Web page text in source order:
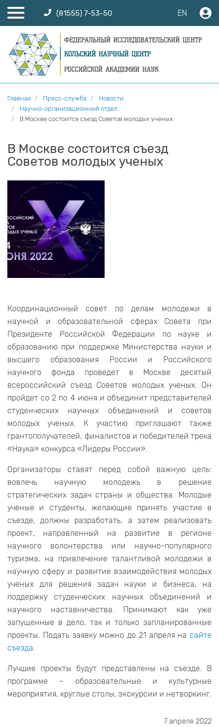
(81555) 7-53-50 EN
Главная Пресс-служба
Новости
Научно-организационный отдел
В Москве состоится съезд Советов молодых ученых
В Москве состоится съезд
Советов молодых ученых
Координационный совет по делам молодежи в
научной и образовательной сферах Совета при
Президенте Российской Федерации по науке и
образованию при поддержке Министерства науки и
высшего образования России и Российского
научного фонда проведет в Москве десятый
всероссийский съезд Советов молодых ученых. Он
пройдет со 2 по 4 июня и объединит представителей
студенческих научных объединений и советов
молодых ученых. К участию приглашают также
грантополучателей, финалистов и победителей трека
«Наука» конкурса «Лидеры России».
Организаторы ставят перед собой важную цель:
вовлечь научную молодежь в решение
стратегических задач страны и общества. Молодые
ученые и студенты, желающие принять участие в
съезде, должны разработать, а затем реализовать
проект, направленный на развитие в регионе
научного волонтерства или научно-популярного
туризма, на привлечение талантливой молодежи в
научную сферу и развитие взаимодействия молодых
ученых для решения задач науки и бизнеса, на
поддержку студенческих научных объединений и
научного наставничества. Принимают как уже
запущенные в дело, так и только запланированные
проекты. Подать заявку можно до 21 апреля на сайте
съезда.
Лучшие проекты будут представлены на съезде. В
программе – образовательные и культурные
мероприятия, круглые столы, экскурсии и нетворкинг.
7 апреля 2022